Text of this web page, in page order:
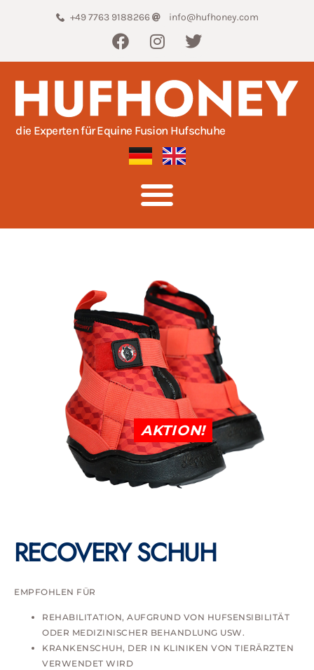
+49 7763 9188266 info@hufhoney.com
die Experten für Equine Fusion Hufschuhe
AKTION!
RECOVERY SCHUH
EMPFOHLEN FÜR
REHABILITATION, AUFGRUND VON HUFSENSIBILITÄT
ODER MEDIZINISCHER BEHANDLUNG USW.
KRANKENSCHUH, DER IN KLINIKEN VON TIERÄRZTEN
VERWENDET WIRD